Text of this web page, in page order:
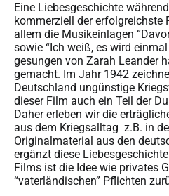
Eine Liebesgeschichte
kommerziell der erfolgreichste
allem die Musikeinlagen
sowie “Ich weiß, es wird
gesungen von Zarah Leander
gemacht. Im Jahr 1942
Deutschland ungünstige
dieser Film auch ein Teil der
Daher erleben wir die
aus dem Kriegsalltag z.B. in
Originalmaterial aus den
ergänzt diese
Films ist die Idee wie privates
“vaterländischen” Pflichten